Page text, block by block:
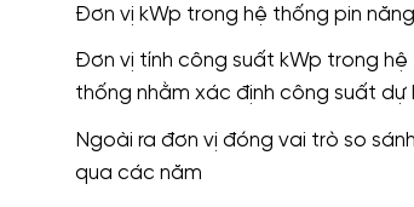
Đơn vị kWp trong hệ thống pin
Đơn vị tính công suất kWp trong
thống nhằm xác định công suất dự
Ngoài ra đơn vị đóng vai trò so
qua các năm